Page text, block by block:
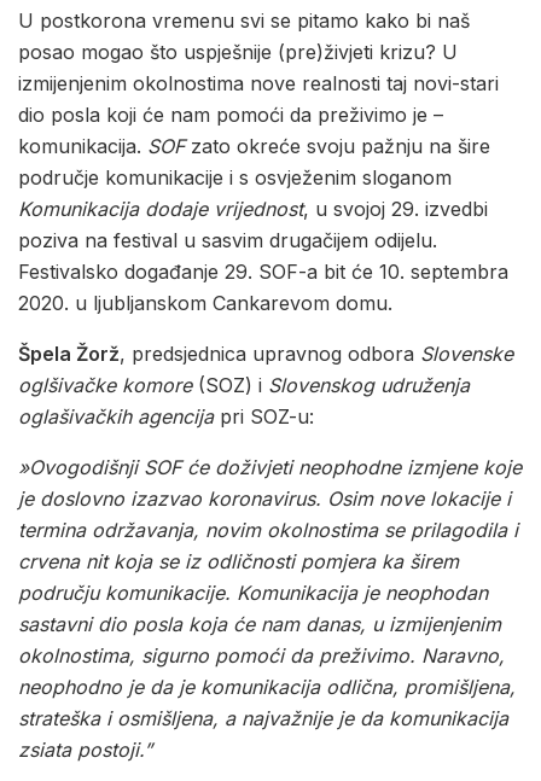
U postkorona vremenu svi se pitamo kako bi naš
posao mogao što uspješnije (pre)živjeti krizu? U
izmijenjenim okolnostima nove realnosti taj novi-stari
dio posla koji će nam pomoći da preživimo je –
komunikacija. SOFzato okreće svoju pažnju na šire
područje komunikacije i s osvježenim sloganom
Komunikacija dodaje vrijednost, u svojoj 29. izvedbi
poziva na festival u sasvim drugačijem odijelu.
Festivalsko događanje 29. SOF-a bit će 10. septembra
2020. u ljubljanskom Cankarevom domu.
Špela Žorž, predsjednica upravnog odbora Slovenske
oglšivačke komore(SOZ) i Slovenskog udruženja
oglašivačkih agencija pri SOZ-u:
»Ovogodišnji SOF će doživjeti neophodne izmjene koje
je doslovno izazvao koronavirus. Osim nove lokacije i
termina održavanja, novim okolnostima se prilagodila i
crvena nit koja se iz odličnosti pomjera ka širem
području komunikacije. Komunikacija je neophodan
sastavni dio posla koja će nam danas, u izmijenjenim
okolnostima, sigurno pomoći da preživimo. Naravno,
neophodno je da je komunikacija odlična, promišljena,
strateška i osmišljena, a najvažnije je da komunikacija
zsiata postoji.”